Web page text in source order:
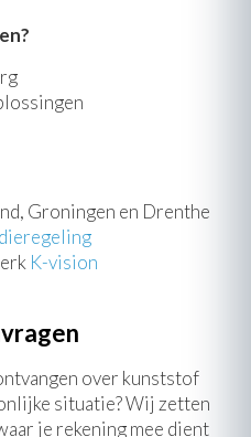
Groningen en Drenthe
K-vision
over kunststof
situatie? Wij zetten
je rekening mee dient